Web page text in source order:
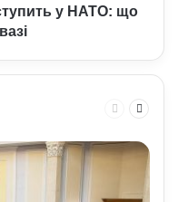
у НАТО: що